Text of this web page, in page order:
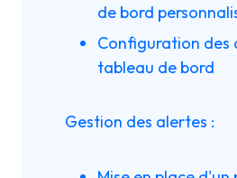
de bord
Configuration des
tableau de bord
Gestion des alertes :